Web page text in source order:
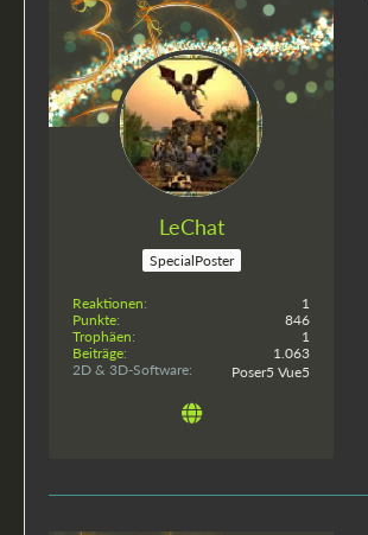
LeChat
SpecialPoster
Reaktionen
1
Punkte
846
Trophäen
1
Beiträge
1.063
2D & 3D-Software
Poser5 Vue5